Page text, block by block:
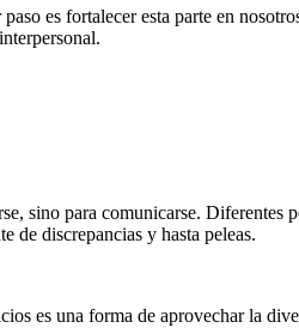
es fortalecer esta parte en
sino para comunicarse. Diferentes
de discrepancias y hasta peleas.
es una forma de aprovechar la